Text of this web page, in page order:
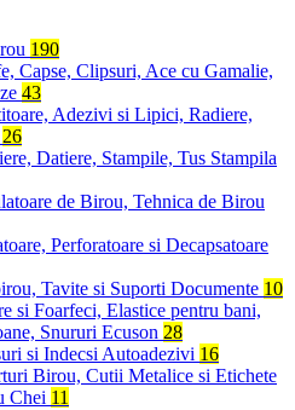
190
Capse, Clipsuri, Ace cu Gamalie,
43
Adezivi si Lipici, Radiere,
26
Datiere, Stampile, Tus Stampila
de Birou, Tehnica de Birou
Perforatoare si Decapsatoare
Tavite si Suporti Documente 10
si Foarfeci, Elastice pentru bani,
Snururi Ecuson 28
si Indecsi Autoadezivi 16
Birou, Cutii Metalice si Etichete
Chei 11